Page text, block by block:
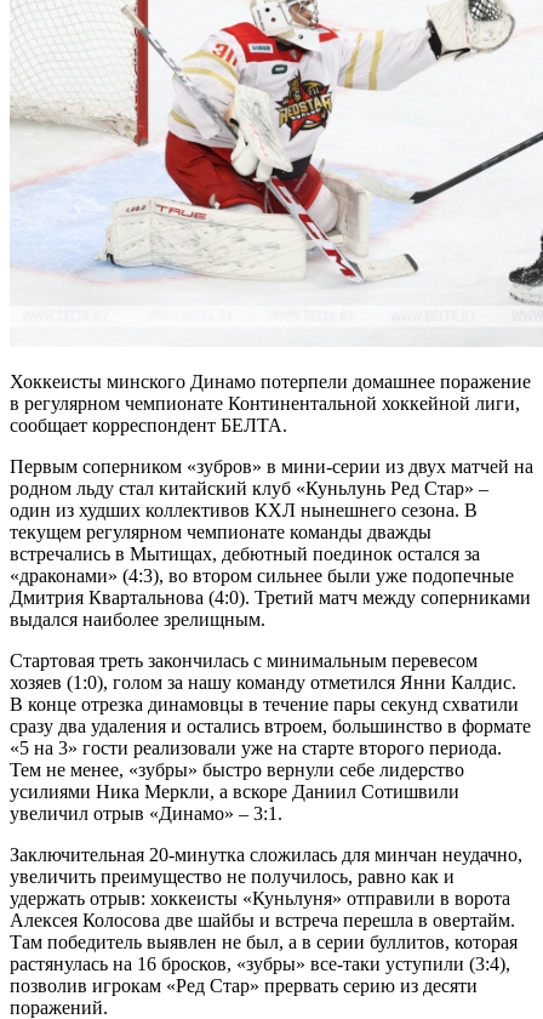
Хоккеисты минского Динамо потерпели домашнее поражение
в регулярном чемпионате Континентальной хоккейной лиги,
сообщает корреспондент БЕЛТА.
Первым соперником «зубров» в мини-серии из двух матчей на
родном льду стал китайский клуб «Куньлунь Ред Стар» –
один из худших коллективов КХЛ нынешнего сезона. В
текущем регулярном чемпионате команды дважды
встречались в Мытищах, дебютный поединок остался за
«драконами» (4:3), во втором сильнее были уже подопечные
Дмитрия Квартальнова (4:0). Третий матч между соперниками
выдался наиболее зрелищным.
Стартовая треть закончилась с минимальным перевесом
хозяев (1:0), голом за нашу команду отметился Янни Калдис.
В конце отрезка динамовцы в течение пары секунд схватили
сразу два удаления и остались втроем, большинство в формате
«5 на 3» гости реализовали уже на старте второго периода.
Тем не менее, «зубры» быстро вернули себе лидерство
усилиями Ника Меркли, а вскоре Даниил Сотишвили
увеличил отрыв «Динамо» – 3:1.
Заключительная 20-минутка сложилась для минчан неудачно,
увеличить преимущество не получилось, равно как и
удержать отрыв: хоккеисты «Куньлуня» отправили в ворота
Алексея Колосова две шайбы и встреча перешла в овертайм.
Там победитель выявлен не был, а в серии буллитов, которая
растянулась на 16 бросков, «зубры» все-таки уступили (3:4),
позволив игрокам «Ред Стар» прервать серию из десяти
поражений.